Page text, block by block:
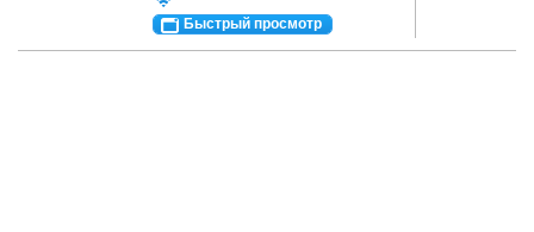
Быстрый просмотр